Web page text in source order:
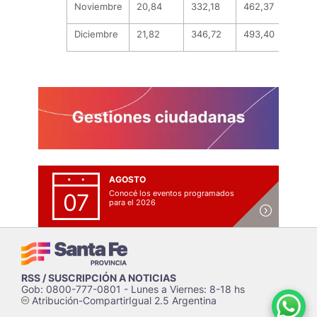
Noviembre 20,84 332,18 462,37
Diciembre 21,82 346,72 493,40
07
AGOSTO
Conocé los eventos programados
para el 2026
RSS / SUSCRIPCIÓN A NOTICIAS
Gob: 0800-777-0801 - Lunes a Viernes: 8-18 hs
cAtribución-CompartirIgual 2.5 Argentina